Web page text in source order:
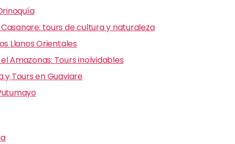
tours de cultura y naturaleza
Llanos Orientales
Amazonas: Tours inolvidables
y Tours en Guaviare